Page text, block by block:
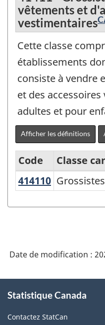
vêtements et
vestimentaires
Cette classe
établissements
consiste à vendre
et des
adultes et pour
Afficher les définitions
Variante
classification
industries
de
l'Amérique
Code
Classe
414110
Date de modification :
propos
ce
Statistique Canada
Contactez StatCan